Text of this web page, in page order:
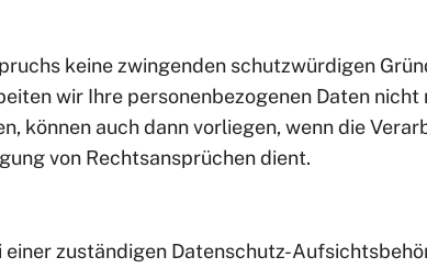
keine zwingenden schutzwürdigen
wir Ihre personenbezogenen Daten
können auch dann vorliegen, wenn die
von Rechtsansprüchen dient.
einer zuständigen Datenschutz-